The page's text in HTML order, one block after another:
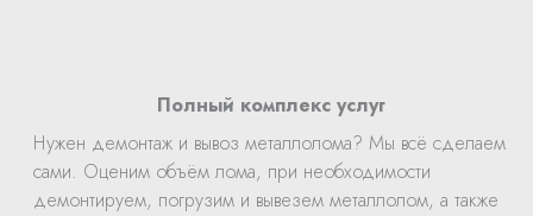
Полный комплекс услуг
Нужен демонтаж и вывоз металлолома? Мы всё сделаем
сами. Оценим объём лома, при необходимости
демонтируем, погрузим и вывезем металлолом, а также